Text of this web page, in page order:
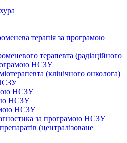
терапія за програмою
терапевта (радіаційного
НСЗУ
(клінічного онколога)
НСЗУ
НСЗУ
НСЗУ
за програмою НСЗУ
(централізоване